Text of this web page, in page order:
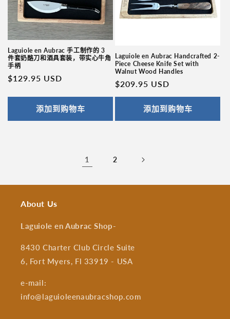
Laguiole en Aubrac 手工制作的 3
件套奶酪刀和酒具套装，带实心牛角
手柄
常
$129.95 USD
添加到购物车
Laguiole en Aubrac Handcrafted 2-
Piece Cheese Knife Set with
Walnut Wood Handles
常
规
格
$209.95 USD
添加到购物车
1 2
About Us
Laguiole en Aubrac Shop-
8430 Charter Club Circle Suite
6, Fort Myers, Fl 33919 - USA
e-mail:
info@laguioleenaubracshop.com